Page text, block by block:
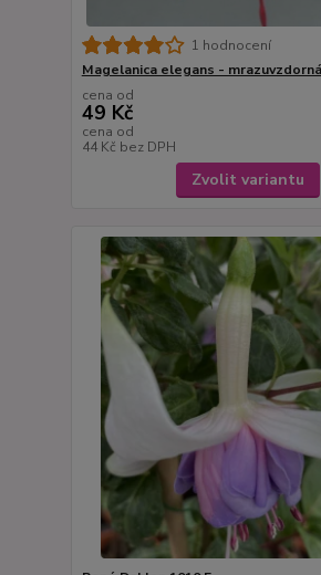
1 hodnocení
Magelanica elegans -
cena od
49 Kč
cena od
44 Kč bez DPH
Zvolit variantu